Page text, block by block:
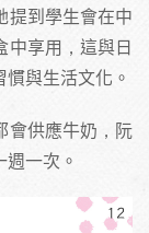
提到學生會在中
中享用，這與日
與生活文化。
會供應牛奶，阮
一次。